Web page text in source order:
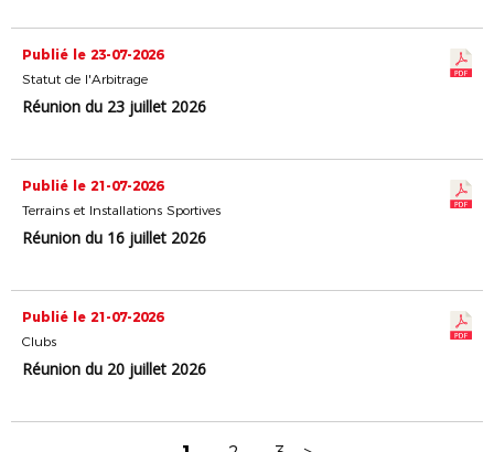
Publié le 23-07-2026
Statut de l'Arbitrage
Réunion du 23 juillet 2026
Publié le 21-07-2026
Terrains et Installations Sportives
Réunion du 16 juillet 2026
Publié le 21-07-2026
Clubs
Réunion du 20 juillet 2026